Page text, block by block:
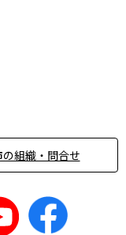
の組織・問合せ